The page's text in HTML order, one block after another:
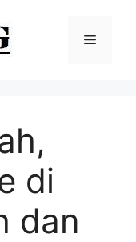
Menu
di
dan